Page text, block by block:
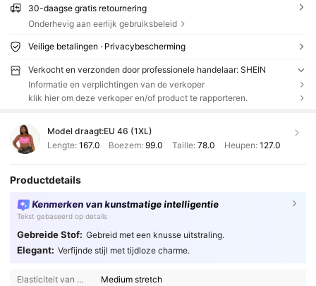
30-daagse gratis retournering
Onderhevig aan eerlijk gebruiksbeleid
Veilige betalingen · Privacybescherming
Verkocht en verzonden door professionele handelaar: SHEIN
Informatie en verplichtingen van de verkoper
klik hier om deze verkoper en/of product te rapporteren.
Model draagt:EU 46 (1XL)
Lengte: 167.0 Boezem:99.0 Taille: 78.0 Heupen: 127.0
Productdetails
Kenmerken van kunstmatige intelligentie
Tekst gebaseerd op details
Gebreide Stof: Gebreid met een knusse uitstraling.
Elegant: Verfijnde stijl met tijdloze charme.
Elasticiteit van de stof:
Medium stretch